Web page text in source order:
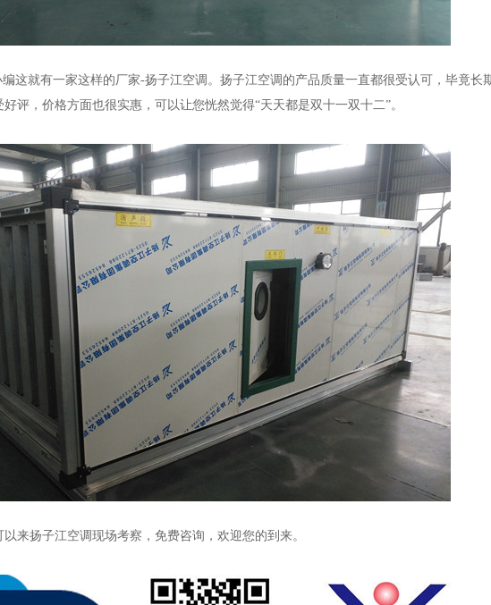
这就有一家这样的厂家-扬子江空调。扬子江空调的产品质量一直都很受认可，毕竟长
评，价格方面也很实惠，可以让您恍然觉得“天天都是双十一双十二”。
来扬子江空调现场考察，免费咨询，欢迎您的到来。